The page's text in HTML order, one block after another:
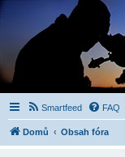
Smartfeed FAQ
Domů Obsah fóra